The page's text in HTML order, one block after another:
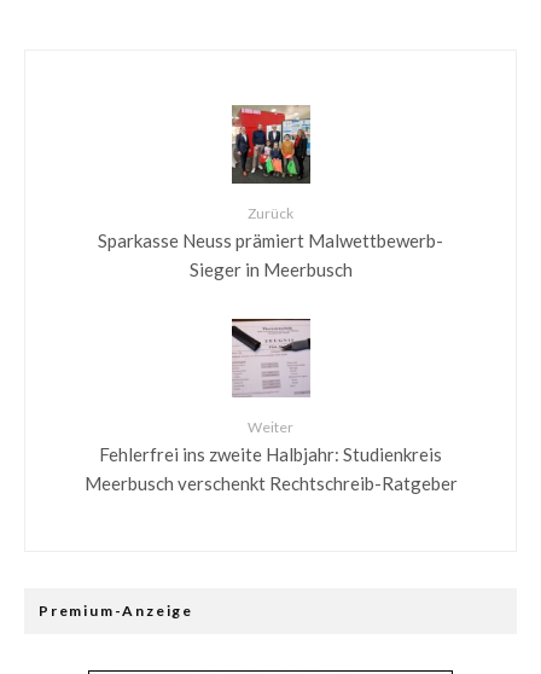
Zurück
Sparkasse Neuss prämiert Malwettbewerb-
Sieger in Meerbusch
Weiter
Fehlerfrei ins zweite Halbjahr: Studienkreis
Meerbusch verschenkt Rechtschreib-Ratgeber
Premium-Anzeige